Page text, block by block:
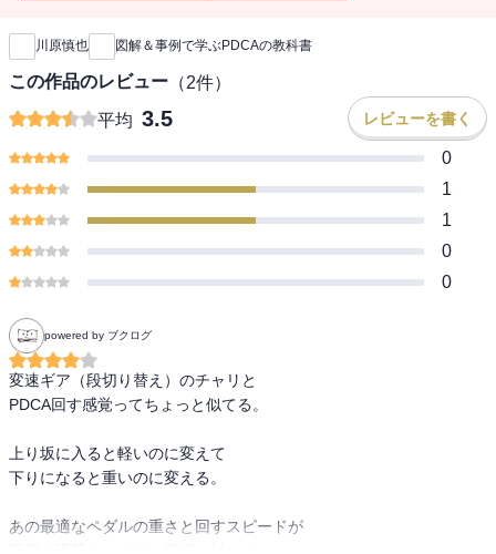
PDCAは「計画」が9割！「実行」には変化が必要！「評価」に必要
なのはコンセンサス！「改善」はコミュニケーション！
サウスウエストや成城石井など、PDCAの成功事例も紹介。PDCAっ
てなに？PDCAがうまく回っていない！という人、必読！
新刊通知
川原慎也 図解＆事例で学ぶPDCAの教科書
この作品のレビュー （2件）
平均 3.5 レビューを書く
0
1
1
0
0
powered by ブクログ
変速ギア（段切り替え）のチャリと
PDCA回す感覚ってちょっと似てる。
上り坂に入ると軽いのに変えて
下りになると重いのに変える。
あの最適なペダルの重さと回すスピードが